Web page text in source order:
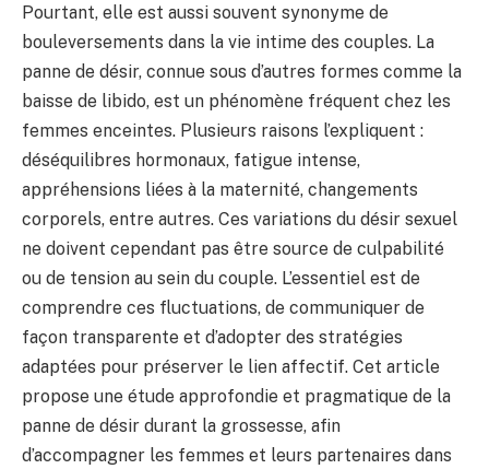
Pourtant, elle est aussi souvent synonyme de
bouleversements dans la vie intime des couples. La
panne de désir, connue sous d’autres formes comme la
baisse de libido, est un phénomène fréquent chez les
femmes enceintes. Plusieurs raisons l’expliquent :
déséquilibres hormonaux, fatigue intense,
appréhensions liées à la maternité, changements
corporels, entre autres. Ces variations du désir sexuel
ne doivent cependant pas être source de culpabilité
ou de tension au sein du couple. L’essentiel est de
comprendre ces fluctuations, de communiquer de
façon transparente et d’adopter des stratégies
adaptées pour préserver le lien affectif. Cet article
propose une étude approfondie et pragmatique de la
panne de désir durant la grossesse, afin
d’accompagner les femmes et leurs partenaires dans